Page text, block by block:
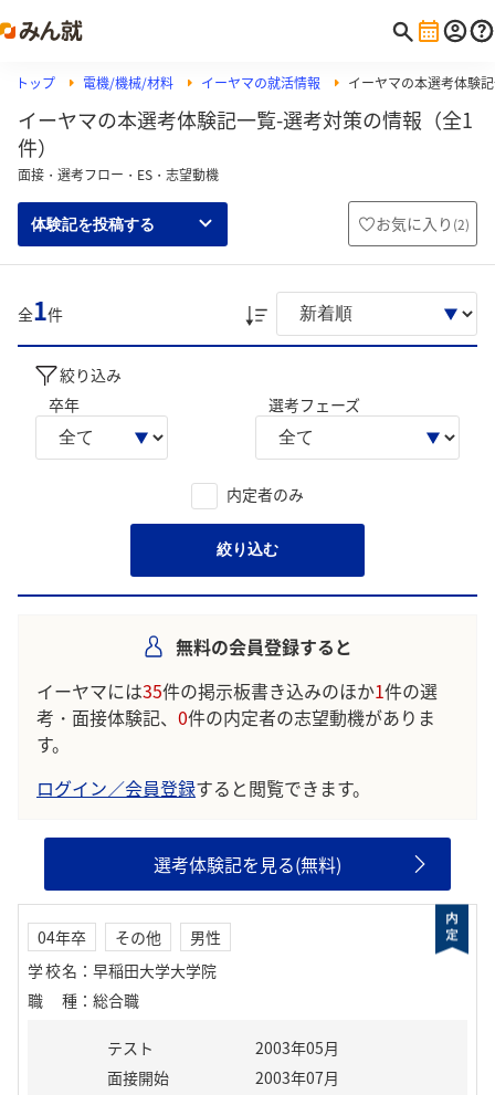
トップ 電機/機械/材料 イーヤマの就活情報 イーヤマの本選考体験
イーヤマの本選考体験記一覧-選考対策の情報（全1
件）
面接・選考フロー・ES・志望動機
体験記を投稿する お気に入り (2)
全1件
絞り込み
卒年
選考フェーズ
内定者のみ
絞り込む
無料の会員登録すると
イーヤマには35件の掲示板書き込みのほか1件の選
考・面接体験記、 0件の内定者の志望動機がありま
す。
ログイン／会員登録すると閲覧できます。
選考体験記を見る(無料)
04年卒 その他
男性
学校名 ： 早稲田大学大学院
職種 ： 総合職
テスト
2003年05月
面接開始
2003年07月